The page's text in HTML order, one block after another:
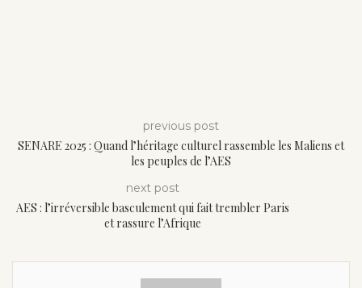
previous post
SENARE 2025 : Quand l’héritage culturel rassemble les Maliens et
les peuples de l’AES
next post
AES : l’irréversible basculement qui fait trembler Paris
et rassure l’Afrique